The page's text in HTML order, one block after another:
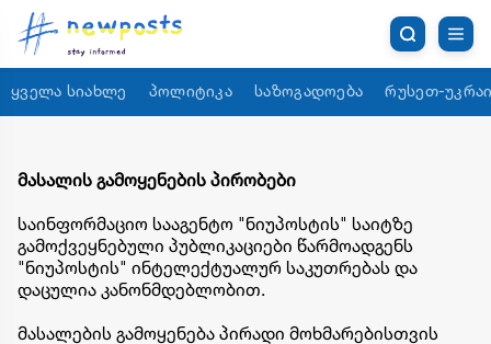
ყველა სიახლე პოლიტიკა საზოგადოება რუსეთ-
მასალის გამოყენების პირობები
საინფორმაციო სააგენტო "ნიუპოსტის" საიტზე
გამოქვეყნებული პუბლიკაციები წარმოადგენს
"ნიუპოსტის" ინტელექტუალურ საკუთრებას და
დაცულია კანონმდებლობით.
მასალების გამოყენება პირადი მოხმარებისთვის